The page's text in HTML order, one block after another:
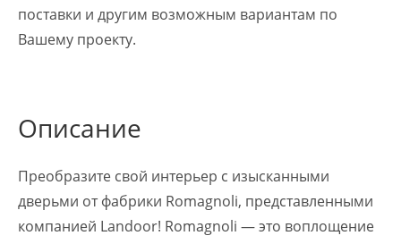
поставки и другим возможным вариантам по
Вашему проекту.
Описание
Преобразите свой интерьер с изысканными
дверьми от фабрики Romagnoli, представленными
компанией Landoor! Romagnoli — это воплощение